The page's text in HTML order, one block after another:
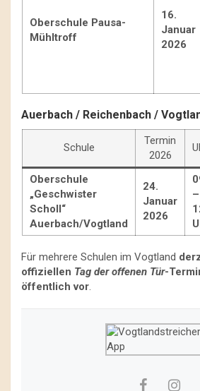
Oberschule Pausa-
Mühltroff
16.
Januar
2026
Auerbach / Reichenbach /
Schule
Termin
2026
Oberschule
„Geschwister
Scholl“
Auerbach/Vogtland
24.
Januar
2026
–
Für mehrere Schulen im Vogtland
offiziellen Tag der offenen Tür-
öffentlich vor.